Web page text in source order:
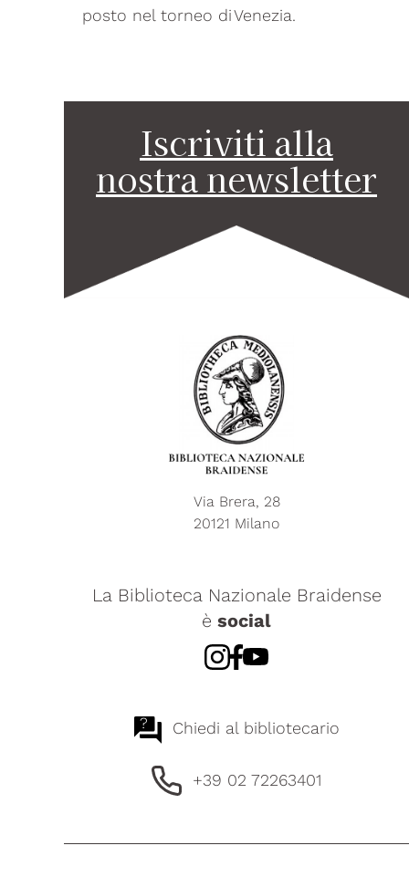
posto nel torneo di Venezia.
Iscriviti alla
nostra newsletter
Via Brera, 28
20121 Milano
La Biblioteca Nazionale Braidense
è social
? Chiedi al bibliotecario
+39 02 72263401